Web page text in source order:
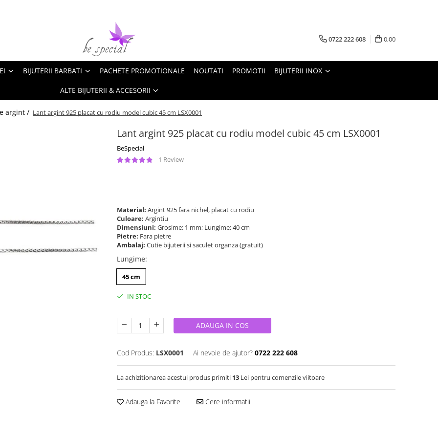
0722 222 608 0,00
BIJUTERII BARBATI PACHETE PROMOTIONALE NOUTATI PROMOTII BIJUTERII INOX
ALTE BIJUTERII & ACCESORII
argint / Lant argint 925 placat cu rodiu model cubic 45 cm LSX0001
Lant argint 925 placat cu rodiu model cubic 45 cm LSX0001
BeSpecial
1 Review
Material: Argint 925 fara nichel, placat cu rodiu
Culoare: Argintiu
Dimensiuni: Grosime: 1 mm; Lungime: 40 cm
Pietre: Fara pietre
Ambalaj: Cutie bijuterii si saculet organza (gratuit)
Lungime:
45 cm
IN STOC
ADAUGA IN COS
Cod Produs: LSX0001 Ai nevoie de ajutor? 0722 222 608
La achizitionarea acestui produs primiti 13 Lei pentru comenzile viitoare
Adauga la Favorite Cere informatii